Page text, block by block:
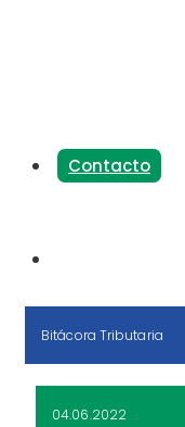
Contacto
Bitácora Tributaria
04.06.2022